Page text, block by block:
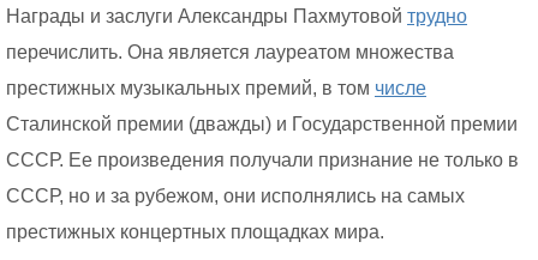
Награды и заслуги Александры Пахмутовой трудно
перечислить. Она является лауреатом множества
престижных музыкальных премий, в том числе
Сталинской премии (дважды) и Государственной премии
СССР. Ее произведения получали признание не только в
СССР, но и за рубежом, они исполнялись на самых
престижных концертных площадках мира.